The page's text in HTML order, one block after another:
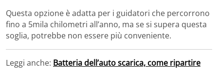
Questa opzione è adatta per i guidatori che percorrono
fino a 5mila chilometri all’anno, ma se si supera questa
soglia, potrebbe non essere più conveniente.
Leggi anche: Batteria dell’auto scarica, come ripartire